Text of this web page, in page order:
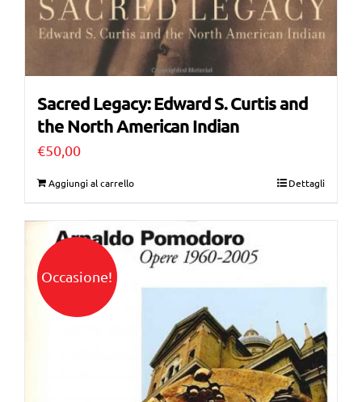
Sacred Legacy: Edward S. Curtis and
the North American Indian
€50,00
Aggiungi al carrello Dettagli
Occasione!